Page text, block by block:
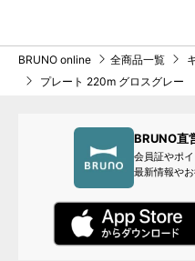
BRUNO online 全商品一覧
プレート 220m グロスグレー
BRUNO直
会員証やポ
最新情報や